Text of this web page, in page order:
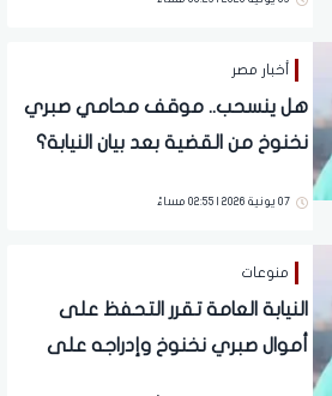
أخبار مصر
هل ينسحب.. موقف محامي صبري
نخنوخ من القضية بعد بيان النيابة؟
07 يونية 2026 | 02:55 مساءً
منوعات
النيابة العامة تقرر التحفظ على
أموال صبري نخنوخ وإدراجه على